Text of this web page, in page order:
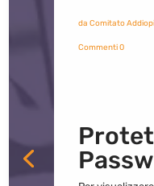
da Comitato
Commenti 0